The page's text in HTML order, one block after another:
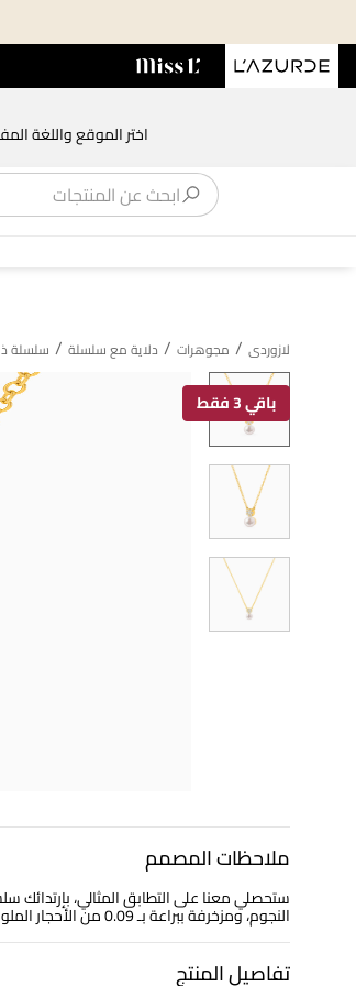
اختر الموقع واللغة
لازوردى / مجوهرات / دلاية مع سلسلة / سلسلة ذهب دائرية عيار
باقي 3 فقط
ملاحظات المصمم
النجوم، ومزخرفة ببراعة بـ 0.09 من الأحجار الملونة للمرأة المثالية. احصلي على الأفضل من مجموعة انستايل الأفضل.
تفاصيل المنتج